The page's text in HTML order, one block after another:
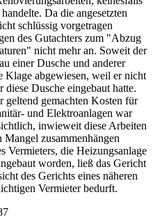
Da die angesetzten
schlüssig vorgetragen
des Gutachters zum "Abzug
nicht mehr an. Soweit der
einer Dusche und anderer
Klage abgewiesen, weil er nicht
Dusche eingebaut hatte.
geltend gemachten Kosten für
und Elektroanlagen war
inwieweit diese Arbeiten
zusammenhängen
Vermieters, die Heizungsanlage
worden, ließ das Gericht
des Gerichts eines näheren
Vermieter bedurft.